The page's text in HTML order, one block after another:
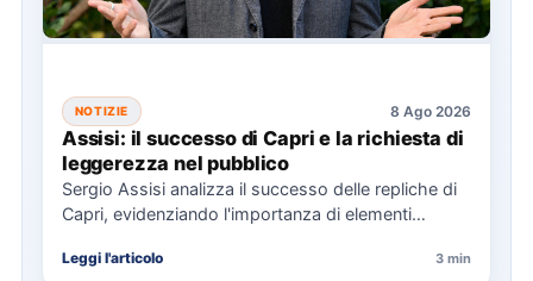
NOTIZIE 8 Ago 2026
Assisi: il successo di Capri e la richiesta di
leggerezza nel pubblico
Sergio Assisi analizza il successo delle repliche di
Capri, evidenziando l'importanza di elementi
Leggi l'articolo 3 min